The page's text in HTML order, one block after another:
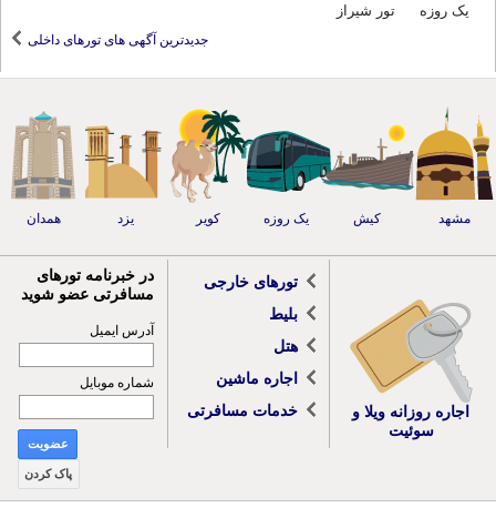
جدیدترین آگهی های تورهای داخلی
یک روزه
تور شیراز
مشهد کیش یک روزه کویر یزد همدان
اجاره روزانه ویلا و
سوئیت
تورهای خارجی
بلیط
هتل
اجاره ماشین
خدمات مسافرتی
در خبرنامه تورهای
مسافرتی عضو شوید
آدرس ایمیل
شماره موبایل
عضویت
پاک کردن